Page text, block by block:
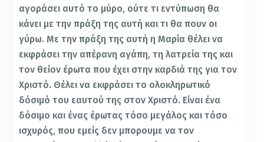
αγοράσει αυτό το μύρο, ούτε τι εντύπωση θα
κάνει με την πράξη της αυτή και τι θα πουν οι
γύρω. Με την πράξη της αυτή η Μαρία θέλει να
εκφράσει την απέρανη αγάπη, τη λατρεία της και
τον θείον έρωτα που έχει στην καρδιά της για τον
Χριστό. Θέλει να εκφράσει το ολοκληρωτικό
δόσιμό του εαυτού της στον Χριστό. Είναι ένα
δόσιμο και ένας έρωτας τόσο μεγάλος και τόσο
ισχυρός, που εμείς δεν μπορουμε να τον